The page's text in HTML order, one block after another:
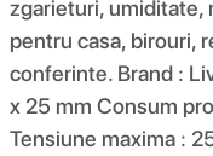
zgarieturi, umiditate,
pentru casa, birouri,
conferinte. Brand :
x 25 mm Consum
Tensiune maxima :